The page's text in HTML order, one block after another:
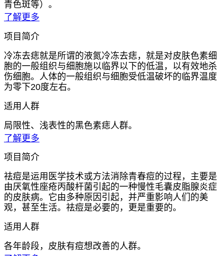
青色斑等）。
了解更多
项目简介
冷冻去痣就是所谓的液氮冷冻去痣，就是对皮肤色素细
胞的一般组织与细胞施以临界以下的低温，以有效地杀
伤细胞。人体的一般组织与细胞受低温破坏的临界温度
为零下20度左右。
适用人群
局限性、浅表性的黑色素痣人群。
了解更多
项目简介
祛痘是运用医学技术或方法消除青春痘的过程，主要是
由厌氧性座疮丙酸杆菌引起的一种慢性毛囊皮脂腺炎症
的皮肤病。它由多种原因引起，并严重影响人们的美
观，甚至生活。祛痘是必要的，更是重要的。
适用人群
各年龄段，皮肤有痘想改善的人群。